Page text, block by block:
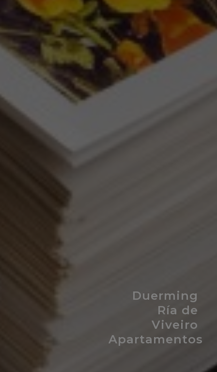
Duerming
Ría de
Viveiro
Apartamentos